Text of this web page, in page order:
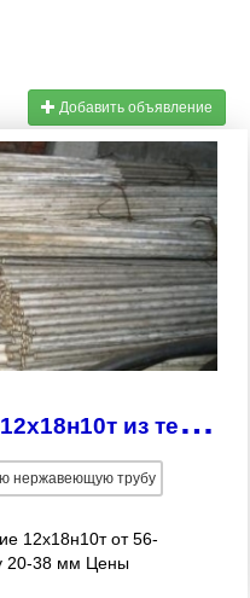
Добавить объявление
Т
рубы нержавеющие 12х18н10т из теплообменников б/у и новые
нержавеющую трубу
12х18н10т от 56-
20-38 мм Цены